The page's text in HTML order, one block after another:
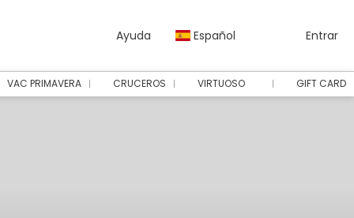
Ayuda Español Entrar
VAC PRIMAVERA CRUCEROS VIRTUOSO GIFT CARD